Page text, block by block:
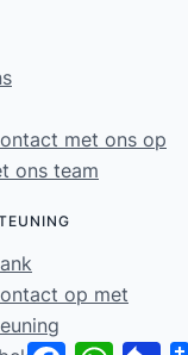
met ons op
ons team
op met